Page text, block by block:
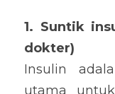
1. Suntik
dokter)
Insulin
utama